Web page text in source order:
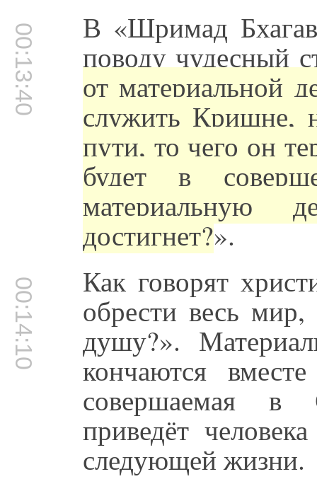
00:13:40 В «Шримад
поводу чудесный
от материальной
служить Кришне,
пути, то чего он
будет в
материальную
достигнет?».
00:14:10 Как говорят
обрести весь
душу?».
кончаются
совершаемая в
приведёт
следующей жизни.